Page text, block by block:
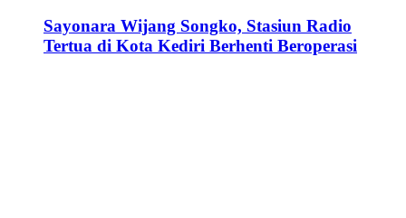
Sayonara Wijang Songko, Stasiun Radio
Tertua di Kota Kediri Berhenti Beroperasi